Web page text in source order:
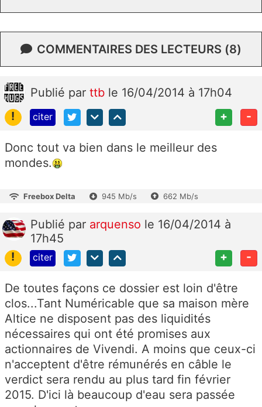
COMMENTAIRES DES LECTEURS (8)
Publié par ttb le 16/04/2014 à 17h04
!
citer + -
Donc tout va bien dans le meilleur des
mondes.
Freebox Delta 945 Mb/s 662 Mb/s
Publié par arquenso le 16/04/2014 à
17h45
!
citer + -
De toutes façons ce dossier est loin d'être
clos...Tant Numéricable que sa maison mère
Altice ne disposent pas des liquidités
nécessaires qui ont été promises aux
actionnaires de Vivendi. A moins que ceux-ci
n'acceptent d'être rémunérés en câble le
verdict sera rendu au plus tard fin février
2015. D'ici là beaucoup d'eau sera passée